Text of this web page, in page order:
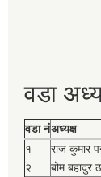
वडा
वडा नंअध्यक्ष
१
राज कुमार
२
बोम बहादुर